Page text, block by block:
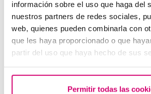
información sobre el uso que haga del
nuestros partners de redes sociales,
web, quienes pueden combinarla con
que les haya proporcionado o que
partir del uso que haya hecho de sus
Permitir todas las
Preservar la fertilitat amb la
Sabies què és un REM?
Barcelona IVF a TV3.